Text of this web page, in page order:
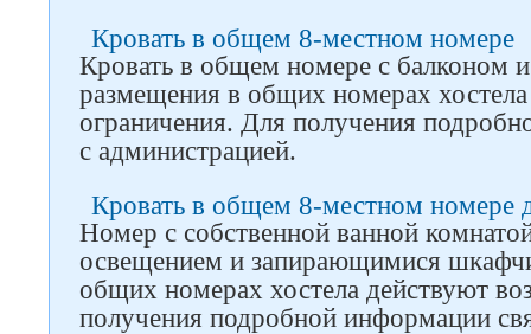
Кровать в общем 8-местном номере
Кровать в общем номере с балконом
размещения в общих номерах
ограничения. Для получения
с администрацией.
Кровать в общем 8-местном номере
Номер с собственной ванной
освещением и запирающимися
общих номерах хостела действуют
получения подробной информации